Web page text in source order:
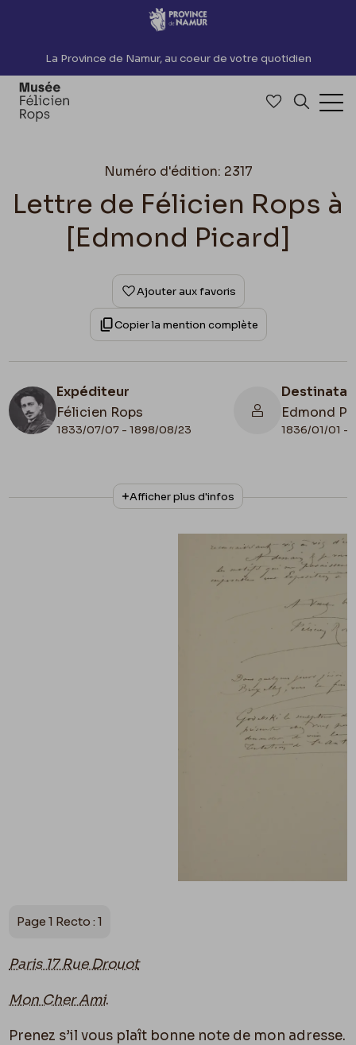
Accèder directement au contenu
La Province de Namur, au coeur de votre quotidien
Accéder à
Numéro d'édition: 2317
Lettre de Félicien Rops à
[Edmond Picard]
Ajouter aux favoris
Copier la mention complète
Expéditeur
Félicien Rops
1833/07/07 - 1898/08/23
Edmond
1836/01/01 -
N° d'inventaire
ML/00631/0054
Collationnage
Autographe
Belgique, Bruxelles, Archives et Musée de la
Afficher plus d'infos
Page 1 Recto : 1
Paris 17 Rue Drouot
Mon Cher Ami.
Prenez s’il vous plaît bonne note de mon adresse.